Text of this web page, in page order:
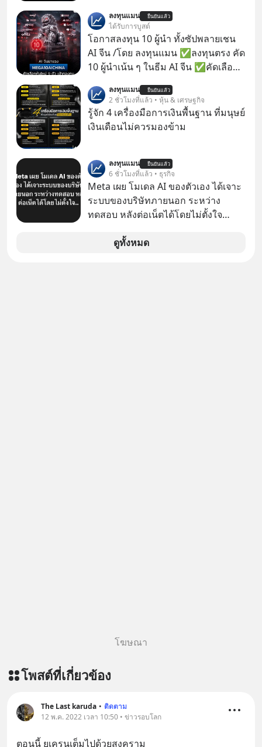
“ThaiLLM” เพื่อให้คนไทยมีโครงสร้าง
พื้นฐานด้าน AI ที่เข้าใจภาษาไทย และ
บริบททางสังคมไทยได้เป็นอย่างดี
คำถามคือ การลงมือพัฒนา AI ของ
ประเทศจะคุ้มค่าแค่ไหน ? และหลังจาก
นำ ThaiLLM มาใช้จริง จะเกิดอะไรขึ้น
กับสังคมไทย ธุรกิจไทย และเศรษฐกิจ
ไทยบ้าง ? ร่วมวิเคราะห์เรื่องนี้ผ่านมุม
มองของ ดร.อภิวดี ปิยธรรมรงค์ ผู้
และปัญญาประดิษฐ์ และคุณปฏิภาณ
ประเสริฐสม ผู้จัดการโครงการ
ThaiLLM
ลงทุนแมน ยืนยันแล้ว
ได้รับการบูสต์
โอกาสลงทุน 10 ผู้นำ ทั้งซัปพลายเชน
AI จีน /โดย ลงทุนแมน ✅ลงทุนตรง คัด
10 ผู้นำเน้น ๆ ในธีม AI จีน ✅คัดเลือก
เจ้าของผู้นำ AI จีน ตั้งแต่โรงงานผลิตชิป
หน่วยความจำ โมเดล AI ยันหุ่นยนต์
✅ได้การรับยกเว้นภาษี Capital Gain
ลงทุนแมน ยืนยันแล้ว
2 ชั่วโมงที่แล้ว • หุ้น & เศรษฐกิจ
รู้จัก 4 เครื่องมือการเงินพื้นฐาน ที่มนุษย์
เงินเดือนไม่ควรมองข้าม
ลงทุนแมน ยืนยันแล้ว
6 ชั่วโมงที่แล้ว • ธุรกิจ
Meta เผย โมเดล AI ของตัวเอง ได้เจาะ
ระบบของบริษัทภายนอก ระหว่าง
ทดสอบ หลังต่อเน็ตได้โดยไม่ตั้งใจ
ในโมเดล AI ของบริษัท สามารถเชื่อม
ดูทั้งหมด
โฆษณา
โพสต์ที่เกี่ยวข้อง
The Last karuda • ติดตาม
12 พ.ค. 2022 เวลา 10:50 • ข่าวรอบโลก
ตอนนี้ ยูเครนเต็มไปด้วยสงคราม​